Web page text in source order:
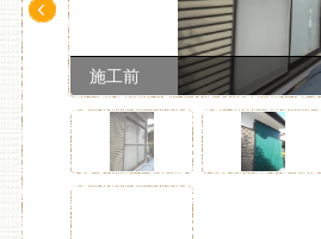
施工前